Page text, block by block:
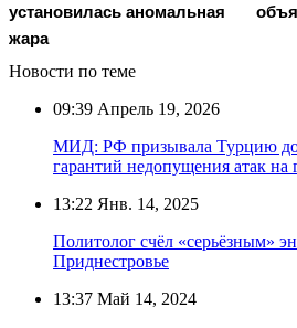
установилась аномальная
жара
Новости по теме
09:39 Апрель 19, 2026
МИД: РФ призывала Турцию
гарантий недопущения атак на
13:22 Янв. 14, 2025
Политолог счёл «серьёзным»
Приднестровье
13:37 Май 14, 2024